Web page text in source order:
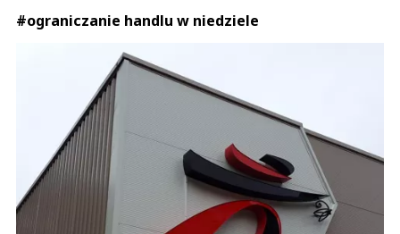
#ograniczanie handlu w niedziele